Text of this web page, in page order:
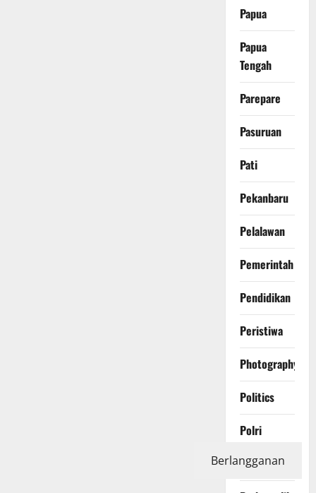
Papua
Papua
Tengah
Parepare
Pasuruan
Pati
Pekanbaru
Pelalawan
Pemerintah
Pendidikan
Peristiwa
Photography
Politics
Polri
Pontianak
Berlangganan